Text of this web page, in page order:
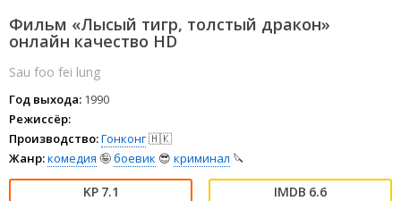
Фильм «Лысый тигр, толстый дракон»
онлайн качество HD
Sau foo fei lung
Год выхода: 1990
Режиссёр:
Производство:Гонконг🇭🇰
Жанр:комедия 🤪боевик 😎 криминал 🔪
7.1 6.6